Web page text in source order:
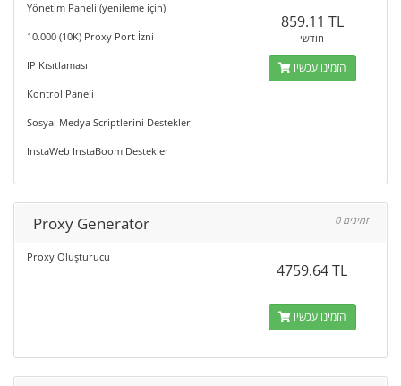
Yönetim Paneli (yenileme için)
10.000 (10K) Proxy Port İzni
IP Kısıtlaması
Kontrol Paneli
Sosyal Medya Scriptlerini Destekler
InstaWeb InstaBoom Destekler
859.11 TL
חודשי
הזמינו עכשיו
Proxy Generator 0 זמינים
Proxy Oluşturucu
4759.64 TL
הזמינו עכשיו